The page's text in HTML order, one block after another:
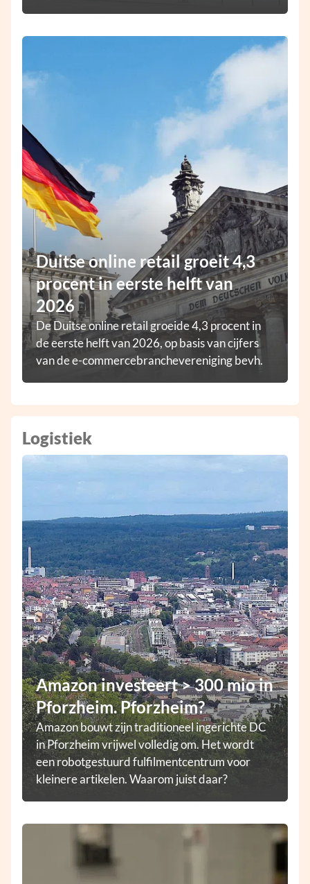
Duitse online retail groeit 4,3
procent in eerste helft van
2026
De Duitse online retail groeide 4,3 procent in
de eerste helft van 2026, op basis van cijfers
van de e-commercebranchevereniging bevh.
Logistiek
Amazon investeert > 300 mio in
Pforzheim. Pforzheim?
Amazon bouwt zijn traditioneel ingerichte DC
in Pforzheim vrijwel volledig om. Het wordt
een robotgestuurd fulfilmentcentrum voor
kleinere artikelen. Waarom juist daar?